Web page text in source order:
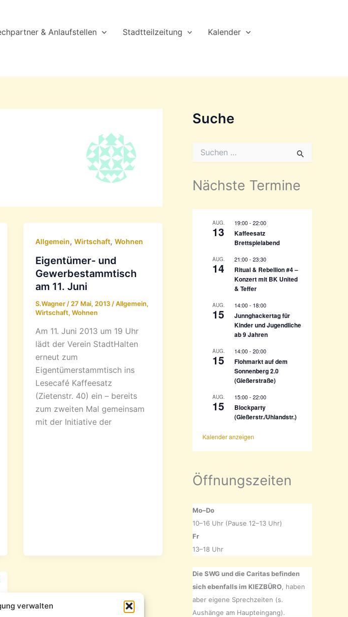
verwalten
& Anlaufstellen Stadtteilzeitung
Kalender
Allgemein,Wirtschaft,Wohnen
Eigentümer- und
Gewerbestammtisch
am 11. Juni
S.Wagner / 27 Mai, 2013 /Allgemein,
Wirtschaft,Wohnen
Am 11. Juni 2013 um 19 Uhr
lädt der Verein StadtHalten
erneut zum
Eigentümerstammtisch ins
Lesecafé Kaffeesatz
(Zietenstr. 40) ein – bereits
zum zweiten Mal gemeinsam
mit der Initiative der
Suche
e
Nächste Termine
AUG.
13
19:00- 22:00
Kaffeesatz
Brettspielabend
AUG.
14
21:00- 23:30
Ritual & Rebellion #4 –
Konzert mit BK United
& Teffer
AUG.
15
14:00- 18:00
Junnghackertag für
Kinder und Jugendliche
ab 9 Jahren
AUG.
15
14:00- 20:00
Flohmarkt auf dem
Sonnenberg 2.0
(Gießerstraße)
AUG.
15
15:00- 22:00
Blockparty
(Gießerstr./Uhlandstr.)
Kalender anzeigen
Öffnungszeiten
Mo–Do
10–16 Uhr (Pause 12–13 Uhr)
Fr
13–18 Uhr
Die SWG und die Caritas befinden
sich ebenfalls im KIEZBÜRO , haben
aber eigene Sprechzeiten (s.
Aushänge am Haupteingang).